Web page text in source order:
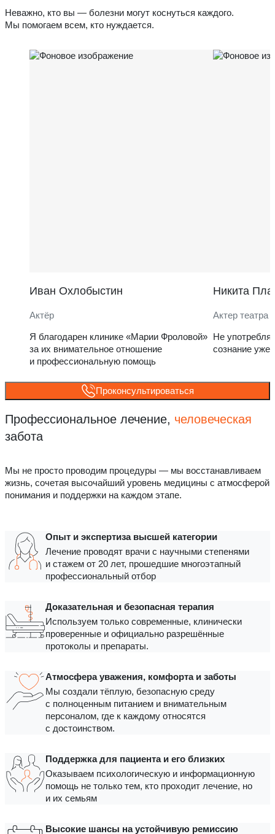
Неважно, кто вы — болезни могут коснуться каждого.
Мы помогаем всем, кто нуждается.
Иван Охлобыстин
Актёр
Я благодарен клинике «Марии Фроловой»
за их внимательное отношение
и профессиональную помощь
Никита
Актер театра
Не
сознание уже
Проконсультироваться
Профессиональное лечение, человеческая
забота
Мы не просто проводим процедуры — мы восстанавливаем
жизнь, сочетая высочайший уровень медицины с атмосферой
понимания и поддержки на каждом этапе.
Опыт и экспертиза высшей категории
Лечение проводят врачи с научными степенями
и стажем от 20 лет, прошедшие многоэтапный
профессиональный отбор
Доказательная и безопасная терапия
Используем только современные, клинически
проверенные и официально разрешённые
протоколы и препараты.
Атмосфера уважения, комфорта и заботы
Мы создали тёплую, безопасную среду
с полноценным питанием и внимательным
персоналом, где к каждому относятся
с достоинством.
Поддержка для пациента и его близких
Оказываем психологическую и информационную
помощь не только тем, кто проходит лечение, но
и их семьям
Высокие шансы на устойчивую ремиссию